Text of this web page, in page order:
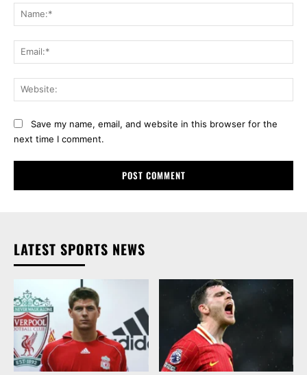
Save my name, email, and website in this browser for the
next time I comment.
LATEST SPORTS NEWS